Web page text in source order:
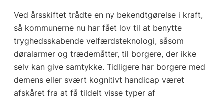
Ved årsskiftet trådte en ny bekendtgørelse i kraft,
så kommunerne nu har fået lov til at benytte
tryghedsskabende velfærdsteknologi, såsom
døralarmer og trædemåtter, til borgere, der ikke
selv kan give samtykke. Tidligere har borgere med
demens eller svært kognitivt handicap været
afskåret fra at få tildelt visse typer af